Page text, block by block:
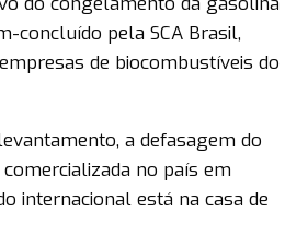
concluído pela SCA Brasil,
de biocombustíveis do
a defasagem do
no país em
internacional está na casa de